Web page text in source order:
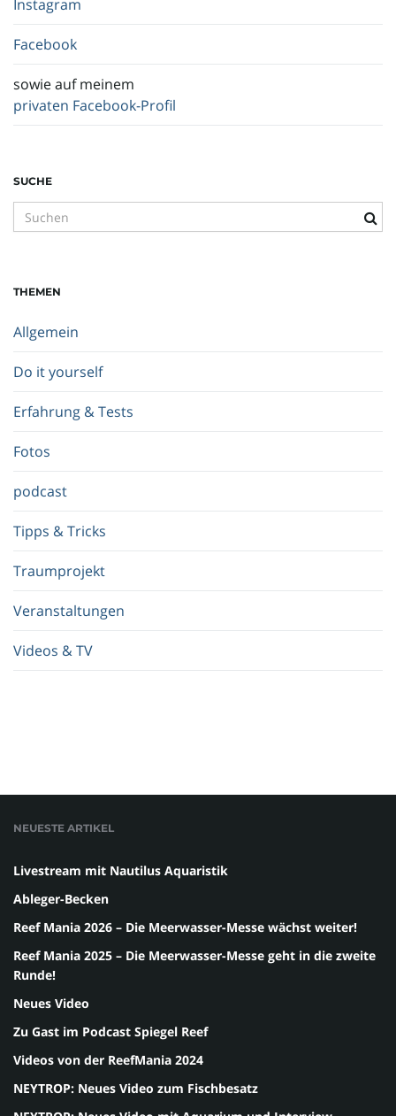
Instagram
Facebook
sowie auf meinem
privaten Facebook-Profil
SUCHE
u
b
g
i
f
.
.
.
THEMEN
Allgemein
Do it yourself
Erfahrung & Tests
Fotos
podcast
Tipps & Tricks
Traumprojekt
Veranstaltungen
Videos & TV
NEUESTE ARTIKEL
Livestream mit Nautilus Aquaristik
Ableger-Becken
Reef Mania 2026 – Die Meerwasser-Messe wächst weiter!
Reef Mania 2025 – Die Meerwasser-Messe geht in die zweite
Runde!
Neues Video
Zu Gast im Podcast Spiegel Reef
Videos von der ReefMania 2024
NEYTROP: Neues Video zum Fischbesatz